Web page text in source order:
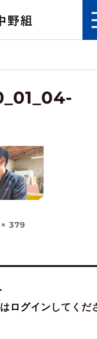
379
ログイン してくだ